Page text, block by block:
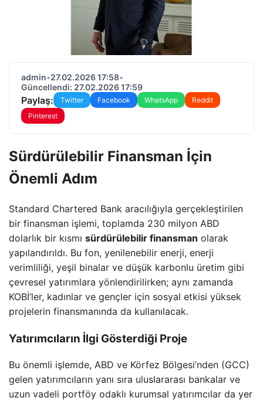
admin•27.02.2026 17:58•
Güncellendi: 27.02.2026 17:59
Paylaş: Twitter Facebook WhatsApp
Reddit
Pinterest
Sürdürülebilir Finansman İçin
Önemli Adım
Standard Chartered Bank aracılığıyla gerçekleştirilen
bir finansman işlemi, toplamda 230 milyon ABD
dolarlık bir kısmı sürdürülebilir finansman olarak
yapılandırıldı. Bu fon, yenilenebilir enerji, enerji
verimliliği, yeşil binalar ve düşük karbonlu üretim gibi
çevresel yatırımlara yönlendirilirken; aynı zamanda
KOBİ’ler, kadınlar ve gençler için sosyal etkisi yüksek
projelerin finansmanında da kullanılacak.
Yatırımcıların İlgi Gösterdiği Proje
Bu önemli işlemde, ABD ve Körfez Bölgesi’nden (GCC)
gelen yatırımcıların yanı sıra uluslararası bankalar ve
uzun vadeli portföy odaklı kurumsal yatırımcılar da yer